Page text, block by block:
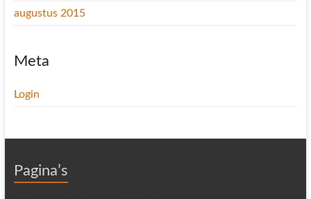
augustus 2015
Meta
Login
Pagina’s